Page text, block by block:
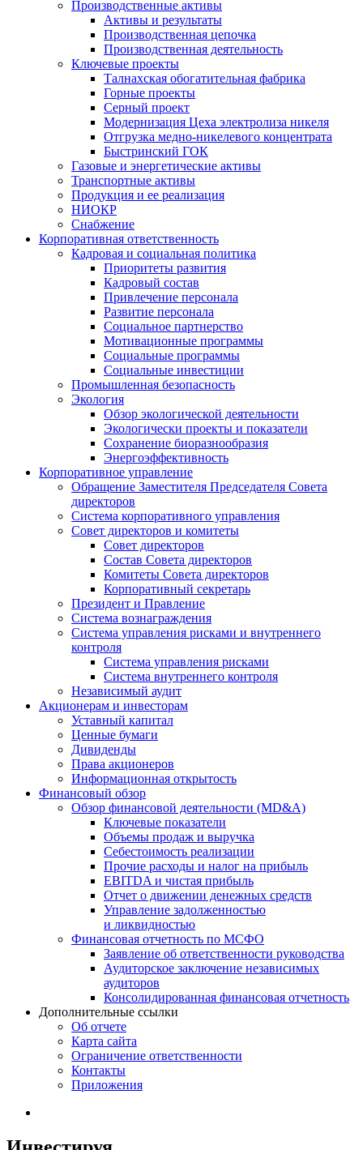
Производственные активы
Активы и результаты
Производственная цепочка
Производственная деятельность
Ключевые проекты
Талнахская обогатительная фабрика
Горные проекты
Серный проект
Модернизация Цеха электролиза никеля
Отгрузка медно-никелевого концентрата
Быстринский ГОК
Газовые и энергетические активы
Транспортные активы
Продукция и ее реализация
НИОКР
Снабжение
Корпоративная ответственность
Кадровая и социальная политика
Приоритеты развития
Кадровый состав
Привлечение персонала
Развитие персонала
Социальное партнерство
Мотивационные программы
Социальные программы
Социальные инвестиции
Промышленная безопасность
Экология
Обзор экологической деятельности
Экологически проекты и показатели
Сохранение биоразнообразия
Энергоэффективность
Корпоративное управление
Обращение Заместителя Председателя Совета
директоров
Система корпоративного управления
Совет директоров и комитеты
Совет директоров
Состав Совета директоров
Комитеты Совета директоров
Корпоративный секретарь
Президент и Правление
Система вознаграждения
Система управления рисками и внутреннего
контроля
Система управления рисками
Система внутреннего контроля
Независимый аудит
Акционерам и инвесторам
Уставный капитал
Ценные бумаги
Дивиденды
Права акционеров
Информационная открытость
Финансовый обзор
Обзор финансовой деятельности (MD&A)
Ключевые показатели
Объемы продаж и выручка
Себестоимость реализации
Прочие расходы и налог на прибыль
EBITDA и чистая прибыль
Отчет о движении денежных средств
Управление задолженностью
и ликвидностью
Финансовая отчетность по МСФО
Заявление об ответственности руководства
Аудиторское заключение независимых
аудиторов
Консолидированная финансовая отчетность
Дополнительные ссылки
Об отчете
Карта сайта
Ограничение ответственности
Контакты
Приложения